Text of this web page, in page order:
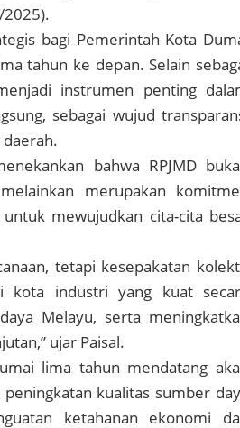
2025).
bagi Pemerintah Kota
tahun ke depan. Selain
instrumen penting
sebagai wujud
bahwa RPJMD
merupakan
mewujudkan cita-cita
tetapi kesepakatan
kota industri yang kuat
Melayu, serta
ujar Paisal.
lima tahun mendatang
kualitas sumber
ketahanan ekonomi